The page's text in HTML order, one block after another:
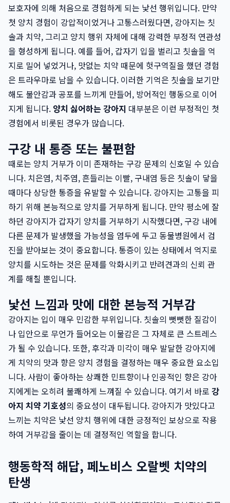
보호자에 의해 처음으로 경험하게 되는 낯선 행위입니다. 만약
첫 양치 경험이 강압적이었거나 고통스러웠다면, 강아지는 칫
솔과 치약, 그리고 양치 행위 자체에 대해 강력한 부정적 연관성
을 형성하게 됩니다. 예를 들어, 갑자기 입을 벌리고 칫솔을 억
지로 밀어 넣었거나, 맛없는 치약 때문에 헛구역질을 했던 경험
은 트라우마로 남을 수 있습니다. 이러한 기억은 칫솔을 보기만
해도 불안감과 공포를 느끼게 만들어, 방어적인 행동으로 이어
지게 됩니다. 양치 싫어하는 강아지 대부분은 이런 부정적인 첫
경험에서 비롯된 경우가 많습니다.
구강 내 통증 또는 불편함
때로는 양치 거부가 이미 존재하는 구강 문제의 신호일 수 있습
니다. 치은염, 치주염, 흔들리는 이빨, 구내염 등은 칫솔이 닿을
때마다 상당한 통증을 유발할 수 있습니다. 강아지는 고통을 피
하기 위해 본능적으로 양치를 거부하게 됩니다. 만약 평소에 잘
하던 강아지가 갑자기 양치를 거부하기 시작했다면, 구강 내에
다른 문제가 발생했을 가능성을 염두에 두고 동물병원에서 검
진을 받아보는 것이 중요합니다. 통증이 있는 상태에서 억지로
양치를 시도하는 것은 문제를 악화시키고 반려견과의 신뢰 관
계를 해칠 뿐입니다.
낯선 느낌과 맛에 대한 본능적 거부감
강아지는 입이 매우 민감한 부위입니다. 칫솔의 뻣뻣한 질감이
나 입안으로 무언가 들어오는 이물감은 그 자체로 큰 스트레스
가 될 수 있습니다. 또한, 후각과 미각이 매우 발달한 강아지에
게 치약의 맛과 향은 양치 경험을 결정하는 매우 중요한 요소입
니다. 사람이 좋아하는 상쾌한 민트향이나 인공적인 향은 강아
지에게는 오히려 불쾌하게 느껴질 수 있습니다. 여기서 바로 강
아지 치약 기호성의 중요성이 대두됩니다. 강아지가 맛있다고
느끼는 치약은 낯선 양치 행위에 대한 긍정적인 보상으로 작용
하여 거부감을 줄이는 데 결정적인 역할을 합니다.
행동학적 해답, 페노비스 오랄벳 치약의
탄생